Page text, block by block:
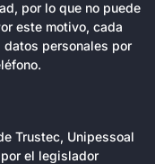
por lo que no puede
este motivo, cada
personales por
Trustec, Unipessoal
el legislador